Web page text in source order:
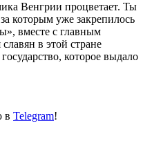
Венгрии процветает. Ты
которым уже закрепилось
вместе с главным
в этой стране
которое выдало
в Telegram!